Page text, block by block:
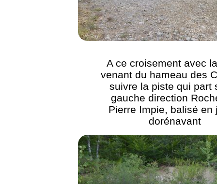
A ce croisement avec
venant du hameau des
suivre la piste qui part
gauche direction
Pierre Impie, balisé en
dorénavant